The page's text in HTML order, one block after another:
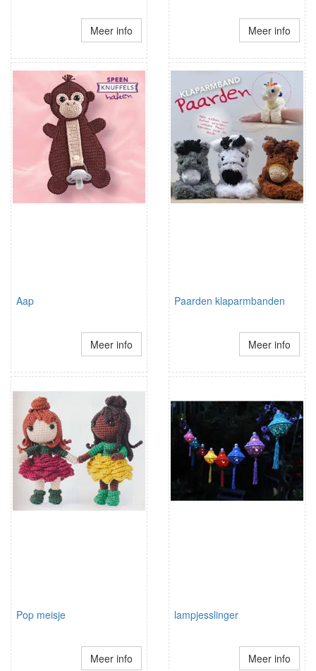
Meer info Meer info
Aap
Meer info
Paarden klaparmbanden
Meer info
Pop meisje
Meer info
lampjesslinger
Meer info